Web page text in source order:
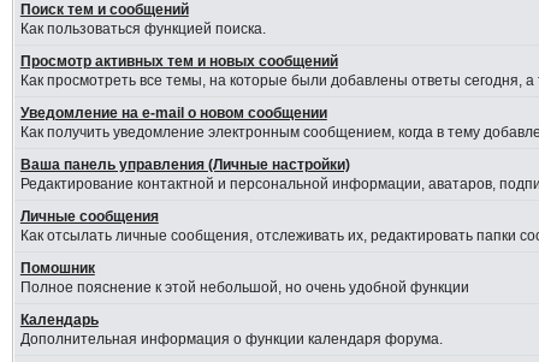
Поиск тем и сообщений
Как пользоваться функцией поиска.
Просмотр активных тем и новых сообщений
Как просмотреть все темы, на которые были добавлены ответы сегодня,
Уведомление на е-mail о новом сообщении
Как получить уведомление электронным сообщением, когда в тему
Ваша панель управления (Личные настройки)
Редактирование контактной и персональной информации, аватаров,
Личные сообщения
Как отсылать личные сообщения, отслеживать их, редактировать папки
Помошник
Полное пояснение к этой небольшой, но очень удобной функции
Календарь
Дополнительная информация о функции календаря форума.